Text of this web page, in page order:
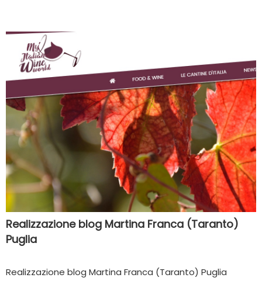
Realizzazione blog Martina Franca (Taranto)
Puglia
Realizzazione blog Martina Franca (Taranto) Puglia